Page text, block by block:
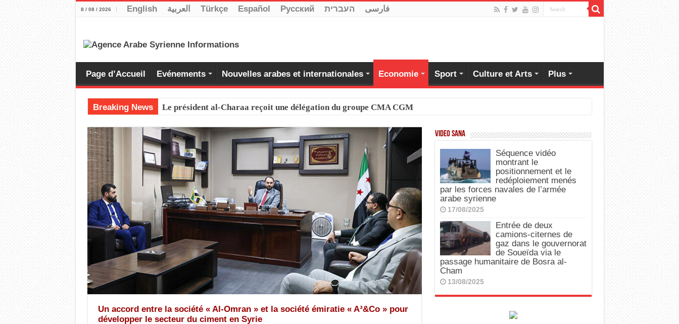
8 / 08 / 2026 English العربية Türkçe Español Pусский העברית فارسی
Page d’Accueil Evénements Nouvelles arabes et internationales Economie Sport Culture et Arts Plus
Breaking News Le président al-Charaa reçoit une délégation du groupe CMA CGM
Un accord entre la société « Al-Omran » et la société émiratie « A³&Co » pour
développer le secteur du ciment en Syrie
Video SANA
Séquence vidéo
montrant le
positionnement et le
redéploiement menés
par les forces navales de l’armée
arabe syrienne
17/08/2025
Entrée de deux
camions-citernes de
gaz dans le gouvernorat
de Soueïda via le
passage humanitaire de Bosra al-
Cham
13/08/2025